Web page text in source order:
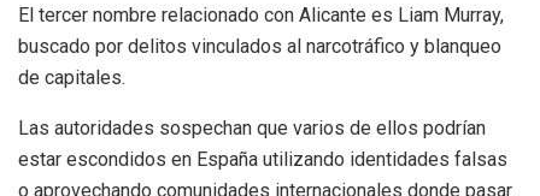
El tercer nombre relacionado con Alicante es Liam Murray,
buscado por delitos vinculados al narcotráfico y blanqueo
de capitales.
Las autoridades sospechan que varios de ellos podrían
estar escondidos en España utilizando identidades falsas
o aprovechando comunidades internacionales donde pasar